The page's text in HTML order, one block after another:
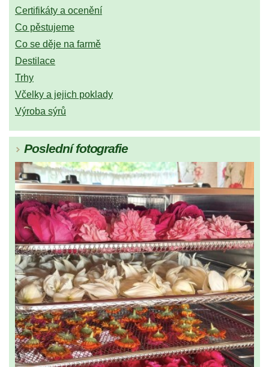
Certifikáty a ocenění
Co pěstujeme
Co se děje na farmě
Destilace
Trhy
Včelky a jejich poklady
Výroba sýrů
Poslední fotografie